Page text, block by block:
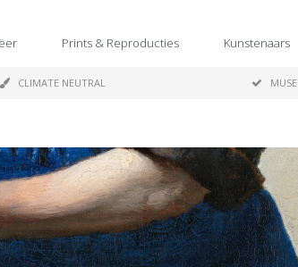
Prints & Reproducties Kunstenaars
CLIMATE NEUTRAL